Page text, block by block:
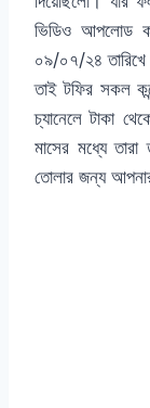
ভিডিও আপলোড
০৯/০৭/২৪ তারিখে
তাই টফির সকল
চ্যানেলে টাকা
মাসের মধ্যে তারা
তোলার জন্য